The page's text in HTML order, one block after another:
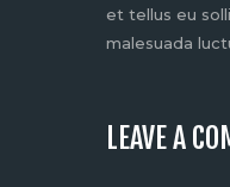
et tellus eu
malesuada
LEAVE A